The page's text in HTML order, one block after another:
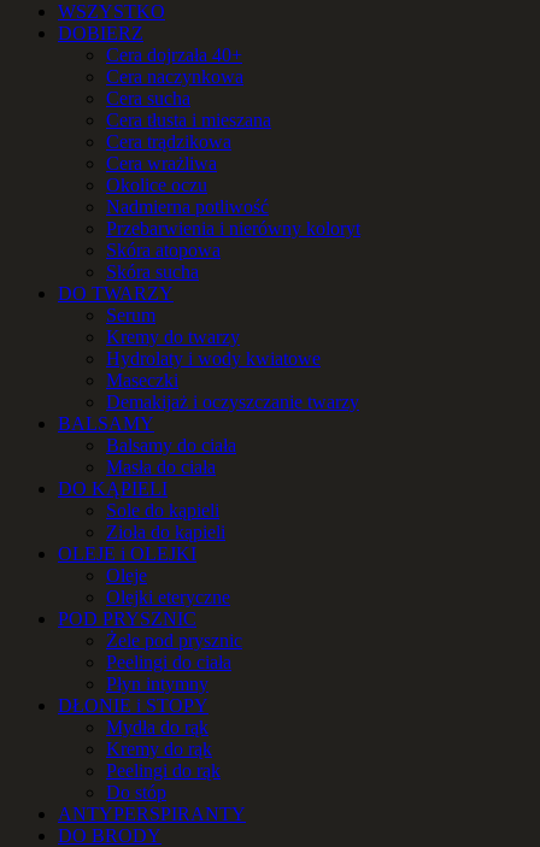
WSZYSTKO
DOBIERZ
Cera dojrzała 40+
Cera naczynkowa
Cera sucha
Cera tłusta i mieszana
Cera trądzikowa
Cera wrażliwa
Okolice oczu
Nadmierna potliwość
Przebarwienia i nierówny koloryt
Skóra atopowa
Skóra sucha
DO TWARZY
Serum
Kremy do twarzy
Hydrolaty i wody kwiatowe
Maseczki
Demakijaż i oczyszczanie twarzy
BALSAMY
Balsamy do ciała
Masła do ciała
DO KĄPIELI
Sole do kąpieli
Zioła do kąpieli
OLEJE i OLEJKI
Oleje
Olejki eteryczne
POD PRYSZNIC
Żele pod prysznic
Peelingi do ciała
Płyn intymny
DŁONIE i STOPY
Mydła do rąk
Kremy do rąk
Peelingi do rąk
Do stóp
ANTYPERSPIRANTY
DO BRODY